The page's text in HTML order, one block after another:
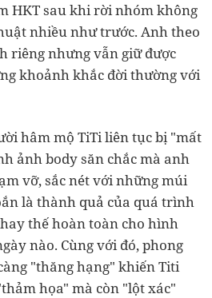
HKT sau khi rời nhóm không
nhiều như trước. Anh theo
riêng nhưng vẫn giữ được
khoảnh khắc đời thường với
hâm mộ TiTi liên tục bị "mất
ảnh body săn chắc mà anh
vỡ, sắc nét với những múi
là thành quả của quá trình
thế hoàn toàn cho hình
nào. Cùng với đó, phong
"thăng hạng" khiến Titi
họa" mà còn "lột xác"